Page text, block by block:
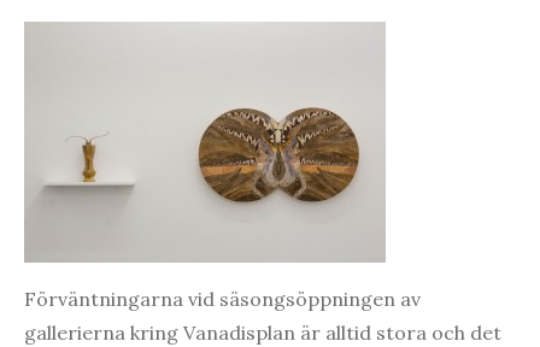
Förväntningarna vid säsongsöppningen av
gallerierna kring Vanadisplan är alltid stora och det